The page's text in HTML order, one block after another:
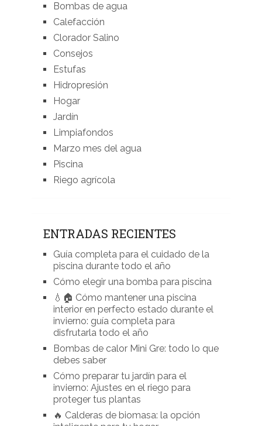
Bombas de agua
Calefacción
Clorador Salino
Consejos
Estufas
Hidropresión
Hogar
Jardín
Limpiafondos
Marzo mes del agua
Piscina
Riego agrícola
ENTRADAS RECIENTES
Guía completa para el cuidado de la
piscina durante todo el año
Cómo elegir una bomba para piscina
💧🏠 Cómo mantener una piscina
interior en perfecto estado durante el
invierno: guía completa para
disfrutarla todo el año
Bombas de calor Mini Gre: todo lo que
debes saber
Cómo preparar tu jardín para el
invierno: Ajustes en el riego para
proteger tus plantas
🔥 Calderas de biomasa: la opción